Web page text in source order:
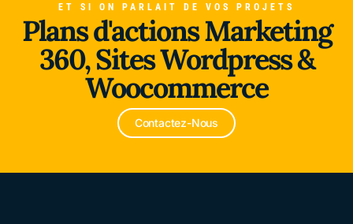
Alliance du Froid
ET SI ON PARLAIT DE VOS PROJETS
Plans d'actions Marketing
360, Sites Wordpress &
Woocommerce
Contactez-Nous